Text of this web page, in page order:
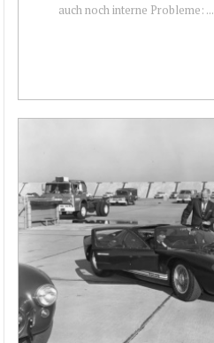
auch noch interne Probleme: ...